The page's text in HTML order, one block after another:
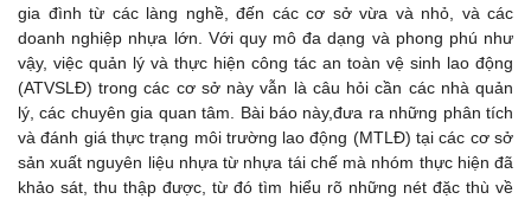
gia đình từ các làng nghề, đến các cơ sở vừa và nhỏ, và các
doanh nghiệp nhựa lớn. Với quy mô đa dạng và phong phú như
vậy, việc quản lý và thực hiện công tác an toàn vệ sinh lao động
(ATVSLĐ) trong các cơ sở này vẫn là câu hỏi cần các nhà quản
lý, các chuyên gia quan tâm. Bài báo này,đưa ra những phân tích
và đánh giá thực trạng môi trường lao động (MTLĐ) tại các cơ sở
sản xuất nguyên liệu nhựa từ nhựa tái chế mà nhóm thực hiện đã
khảo sát, thu thập được, từ đó tìm hiểu rõ những nét đặc thù về